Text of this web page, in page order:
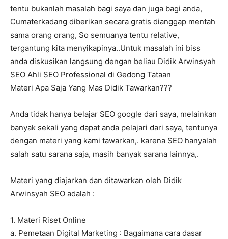
tentu bukanlah masalah bagi saya dan juga bagi anda,
Cumaterkadang diberikan secara gratis dianggap mentah
sama orang orang, So semuanya tentu relative,
tergantung kita menyikapinya..Untuk masalah ini biss
anda diskusikan langsung dengan beliau Didik Arwinsyah
SEO Ahli SEO Professional di Gedong Tataan
Materi Apa Saja Yang Mas Didik Tawarkan???
Anda tidak hanya belajar SEO google dari saya, melainkan
banyak sekali yang dapat anda pelajari dari saya, tentunya
dengan materi yang kami tawarkan,. karena SEO hanyalah
salah satu sarana saja, masih banyak sarana lainnya,.
Materi yang diajarkan dan ditawarkan oleh Didik
Arwinsyah SEO adalah :
1. Materi Riset Online
a. Pemetaan Digital Marketing : Bagaimana cara dasar